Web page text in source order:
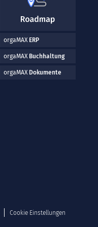
orgaMAX ERP
orgaMAX Buchhaltung
orgaMAX Dokumente
Cookie Einstellungen